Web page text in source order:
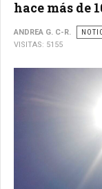
hace más de
ANDREA G. C-R.
VISITAS: 5155